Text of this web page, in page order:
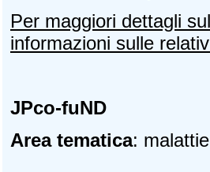
Per maggiori dettagli
informazioni sulle
JPco-fuND
Area tematica: